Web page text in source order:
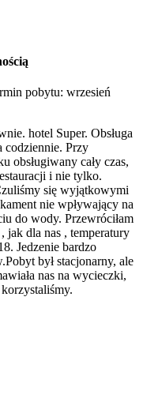
pobytu: wrzesień
hotel Super. Obsługa
codziennie. Przy
obsługiwany cały czas,
i nie tylko.
się wyjątkowymi
nie wpływający na
do wody. Przewróciłam
jak dla nas , temperatury
Jedzenie bardzo
był stacjonarny, ale
nas na wycieczki,